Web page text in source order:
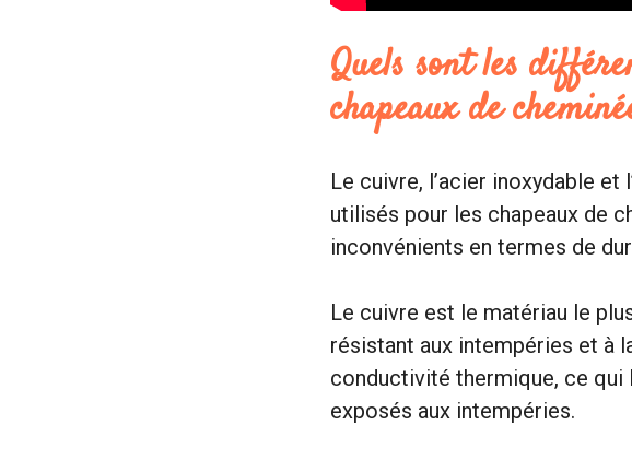
Quels sont les
chapeaux de
Le cuivre, l’acier inoxydable
utilisés pour les chapeaux de
inconvénients en termes de
Le cuivre est le matériau le
résistant aux intempéries et à
conductivité thermique, ce qui
exposés aux intempéries.